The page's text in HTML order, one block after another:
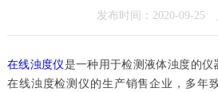
发布时间：2020-09-25
在线浊度仪是一种用于检测液体浊度的
在线浊度检测仪的生产销售企业，多年